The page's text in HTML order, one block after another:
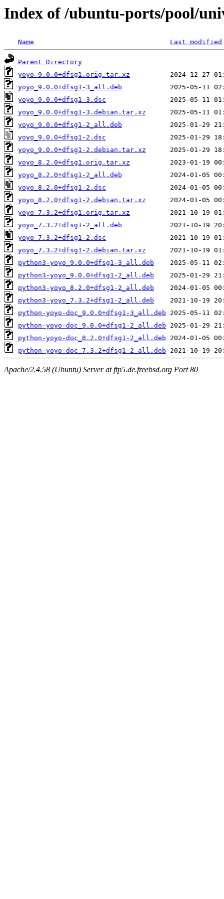
Index of /ubuntu-ports/pool/
Name Last modified
Parent Directory
yoyo_9.0.0+dfsg1.orig.tar.xz
yoyo_9.0.0+dfsg1-3_all.deb
yoyo_9.0.0+dfsg1-3.dsc
yoyo_9.0.0+dfsg1-3.debian.tar.xz
yoyo_9.0.0+dfsg1-2_all.deb
yoyo_9.0.0+dfsg1-2.dsc
yoyo_9.0.0+dfsg1-2.debian.tar.xz
yoyo_8.2.0+dfsg1.orig.tar.xz
yoyo_8.2.0+dfsg1-2_all.deb
yoyo_8.2.0+dfsg1-2.dsc
yoyo_8.2.0+dfsg1-2.debian.tar.xz
yoyo_7.3.2+dfsg1.orig.tar.xz
yoyo_7.3.2+dfsg1-2_all.deb
yoyo_7.3.2+dfsg1-2.dsc
yoyo_7.3.2+dfsg1-2.debian.tar.xz
python3-yoyo_9.0.0+dfsg1-3_all.deb
python3-yoyo_9.0.0+dfsg1-2_all.deb
python3-yoyo_8.2.0+dfsg1-2_all.deb
python3-yoyo_7.3.2+dfsg1-2_all.deb
python-yoyo-doc_9.0.0+dfsg1-3_all.deb
python-yoyo-doc_9.0.0+dfsg1-2_all.deb
python-yoyo-doc_8.2.0+dfsg1-2_all.deb
python-yoyo-doc_7.3.2+dfsg1-2_all.deb
Apache/2.4.58 (Ubuntu) Server at ftp5.de.freebsd.org Port 80